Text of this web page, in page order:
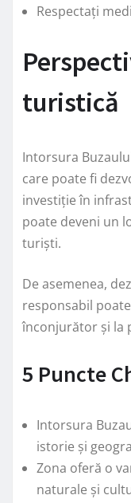
Respectați
turistică
Intorsura
care poate fi
investiție în
poate deveni un
turiști.
De asemenea,
responsabil
înconjurător și la
5 Puncte
Intorsura
istorie și
Zona oferă o
naturale și